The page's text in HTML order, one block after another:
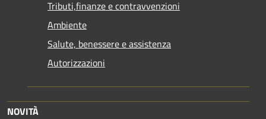
Tributi,finanze e contravvenzioni
Ambiente
Salute, benessere e assistenza
Autorizzazioni
NOVITÀ